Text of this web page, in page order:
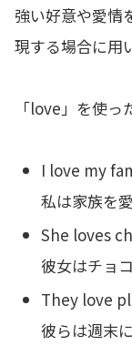
強い好意や愛情
現する場合に用
「love」を使っ
I love my
私は家族を
She loves
彼女はチョ
They love
彼らは週末